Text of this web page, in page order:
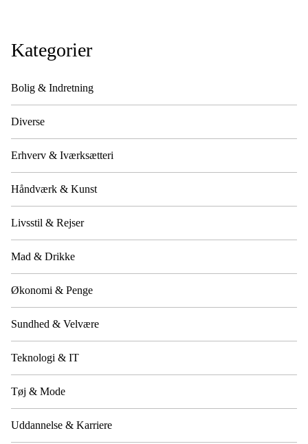
Kategorier
Bolig & Indretning
Diverse
Erhverv & Iværksætteri
Håndværk & Kunst
Livsstil & Rejser
Mad & Drikke
Økonomi & Penge
Sundhed & Velvære
Teknologi & IT
Tøj & Mode
Uddannelse & Karriere